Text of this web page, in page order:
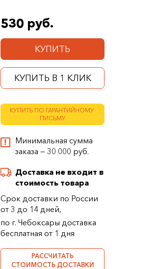
530 руб.
КУПИТЬ
КУПИТЬ В 1 КЛИК
КУПИТЬ ПО ГАРАНТИЙНОМУ
ПИСЬМУ
Минимальная сумма
заказа — 30 000 руб.
Доставка не входит в
стоимость товара
Срок доставки по России
от 3 до 14 дней,
по г. Чебоксары доставка
бесплатная от 1 дня
РАССЧИТАТЬ
СТОИМОСТЬ ДОСТАВКИ